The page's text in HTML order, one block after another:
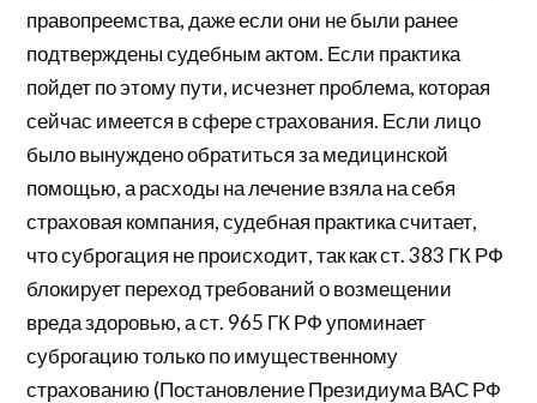
правопреемства, даже если они не были ранее
подтверждены судебным актом. Если практика
пойдет по этому пути, исчезнет проблема, которая
сейчас имеется в сфере страхования. Если лицо
было вынуждено обратиться за медицинской
помощью, а расходы на лечение взяла на себя
страховая компания, судебная практика считает,
что суброгация не происходит, так как ст. 383 ГК РФ
блокирует переход требований о возмещении
вреда здоровью, а ст. 965 ГК РФ упоминает
суброгацию только по имущественному
страхованию (Постановление Президиума ВАС РФ